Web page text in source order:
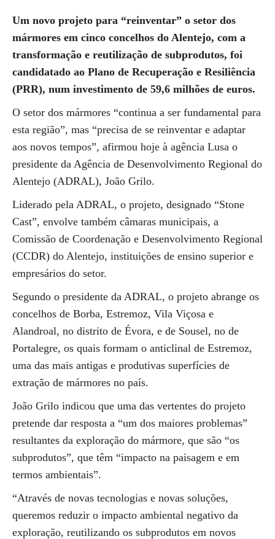
Um novo projeto para “reinventar” o setor dos
mármores em cinco concelhos do Alentejo, com a
transformação e reutilização de subprodutos, foi
candidatado ao Plano de Recuperação e Resiliência
(PRR), num investimento de 59,6 milhões de euros.
O setor dos mármores “continua a ser fundamental para
esta região”, mas “precisa de se reinventar e adaptar
aos novos tempos”, afirmou hoje à agência Lusa o
presidente da Agência de Desenvolvimento Regional do
Alentejo (ADRAL), João Grilo.
Liderado pela ADRAL, o projeto, designado “Stone
Cast”, envolve também câmaras municipais, a
Comissão de Coordenação e Desenvolvimento Regional
(CCDR) do Alentejo, instituições de ensino superior e
empresários do setor.
Segundo o presidente da ADRAL, o projeto abrange os
concelhos de Borba, Estremoz, Vila Viçosa e
Alandroal, no distrito de Évora, e de Sousel, no de
Portalegre, os quais formam o anticlinal de Estremoz,
uma das mais antigas e produtivas superfícies de
extração de mármores no país.
João Grilo indicou que uma das vertentes do projeto
pretende dar resposta a “um dos maiores problemas”
resultantes da exploração do mármore, que são “os
subprodutos”, que têm “impacto na paisagem e em
termos ambientais”.
“Através de novas tecnologias e novas soluções,
queremos reduzir o impacto ambiental negativo da
exploração, reutilizando os subprodutos em novos